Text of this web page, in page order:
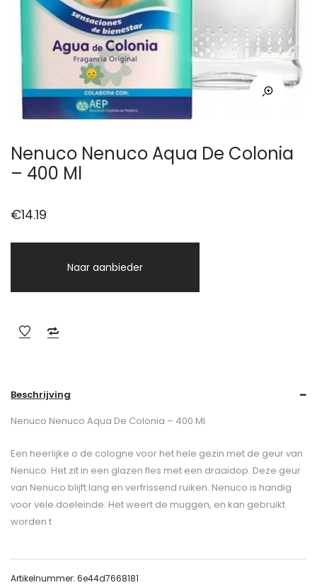
Nenuco Nenuco Aqua De Colonia
– 400 Ml
€14.19
Naar aanbieder
Beschrijving
Nenuco Nenuco Aqua De Colonia – 400 Ml
Een heerlijke o de cologne voor het hele gezin met de geur van
Nenuco. Het zit in een glazen fles met een draaidop. Deze geur
van Nenuco blijft lang en verfrissend ruiken. Nenuco is handig
voor vele doeleinde. Het weert de muggen, en kan gebruikt
worden t
Artikelnummer: 6e44d7668181